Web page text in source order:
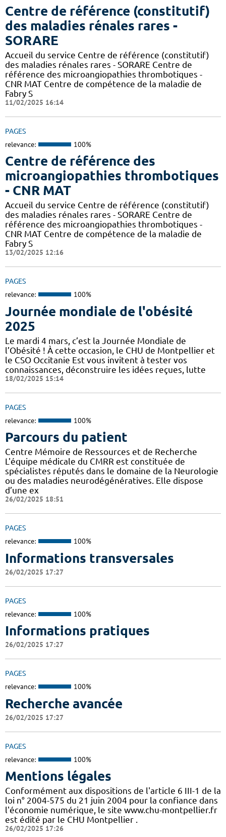
Centre de référence (constitutif)
des maladies rénales rares -
SORARE
Accueil du service Centre de référence (constitutif)
des maladies rénales rares - SORARE Centre de
référence des microangiopathies thrombotiques -
CNR MAT Centre de compétence de la maladie de
Fabry S
11/02/2025 16:14
PAGES
relevance: 100%
Centre de référence des
microangiopathies thrombotiques
- CNR MAT
Accueil du service Centre de référence (constitutif)
des maladies rénales rares - SORARE Centre de
référence des microangiopathies thrombotiques -
CNR MAT Centre de compétence de la maladie de
Fabry S
13/02/2025 12:16
PAGES
relevance: 100%
Journée mondiale de l'obésité
2025
Le mardi 4 mars, c’est la Journée Mondiale de
l’Obésité ! À cette occasion, le CHU de Montpellier et
le CSO Occitanie Est vous invitent à tester vos
connaissances, déconstruire les idées reçues, lutte
18/02/2025 15:14
PAGES
relevance: 100%
Parcours du patient
Centre Mémoire de Ressources et de Recherche
L'équipe médicale du CMRR est constituée de
spécialistes réputés dans le domaine de la Neurologie
ou des maladies neurodégénératives. Elle dispose
d’une ex
26/02/2025 18:51
PAGES
relevance: 100%
Informations transversales
26/02/2025 17:27
PAGES
relevance: 100%
Informations pratiques
26/02/2025 17:27
PAGES
relevance: 100%
Recherche avancée
26/02/2025 17:27
PAGES
relevance: 100%
Mentions légales
Conformément aux dispositions de l'article 6 III-1 de la
loi n° 2004-575 du 21 juin 2004 pour la confiance dans
l'économie numérique, le site www.chu-montpellier.fr
est édité par le CHU Montpellier .
26/02/2025 17:26